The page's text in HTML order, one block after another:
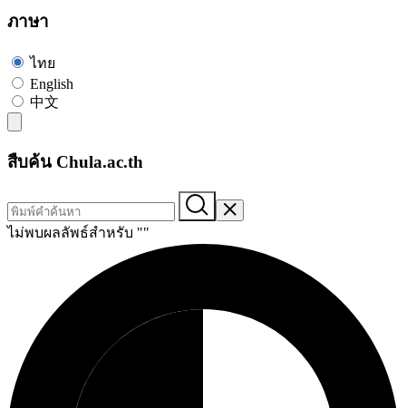
ภาษา
ไทย
English
中文
สืบค้น Chula.ac.th
ไม่พบผลลัพธ์สำหรับ ""